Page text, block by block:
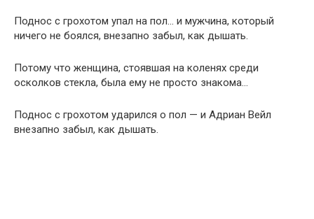
Поднос с грохотом упал на пол… и мужчина, который
ничего не боялся, внезапно забыл, как дышать.
Потому что женщина, стоявшая на коленях среди
осколков стекла, была ему не просто знакома…
Поднос с грохотом ударился о пол — и Адриан Вейл
внезапно забыл, как дышать.